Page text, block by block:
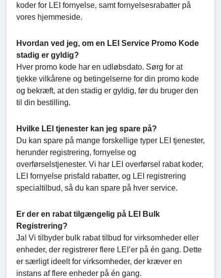
koder for LEI fornyelse, samt fornyelsesrabatter på
vores hjemmeside.
Hvordan ved jeg, om en LEI Service Promo Kode
stadig er gyldig?
Hver promo kode har en udløbsdato. Sørg for at
tjekke vilkårene og betingelserne for din promo kode
og bekræft, at den stadig er gyldig, før du bruger den
til din bestilling.
Hvilke LEI tjenester kan jeg spare på?
Du kan spare på mange forskellige typer LEI tjenester,
herunder registrering, fornyelse og
overførselstjenester. Vi har LEI overførsel rabat koder,
LEI fornyelse prisfald rabatter, og LEI registrering
specialtilbud, så du kan spare på hver service.
Er der en rabat tilgængelig på LEI Bulk
Registrering?
Ja! Vi tilbyder bulk rabat tilbud for virksomheder eller
enheder, der registrerer flere LEI’er på én gang. Dette
er særligt ideelt for virksomheder, der kræver en
instans af flere enheder på én gang.